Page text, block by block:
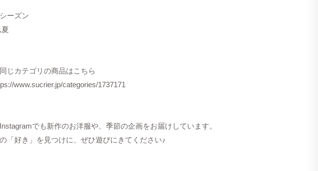
ーズン
じカテゴリの商品はこちら
www.sucrier.jp/categories/1737171
でも新作のお洋服や、季節の企画をお届けしています。
「好き」を見つけに、ぜひ遊びにきてください♪